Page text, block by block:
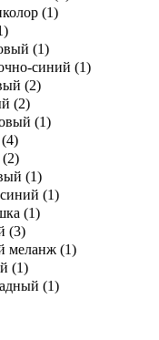
(1)
(1)
синий (1)
(2)
(2)
(1)
(1)
(1)
(1)
(3)
меланж (1)
(1)
(1)